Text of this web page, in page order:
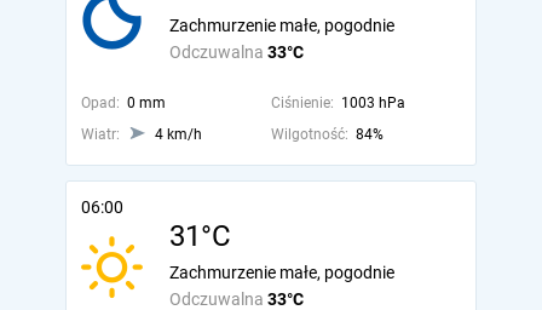
Odczuwalna 33°C
Zachmurzenie małe, pogodnie
Opad: 0 mm Ciśnienie: 1003 hPa
Wiatr:
4 km/h Wilgotność: 84%
06:00
31°C
Odczuwalna 33°C
Zachmurzenie małe, pogodnie